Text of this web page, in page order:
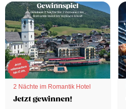
2 Nächte im Romantik Hotel
Jetzt gewinnen!